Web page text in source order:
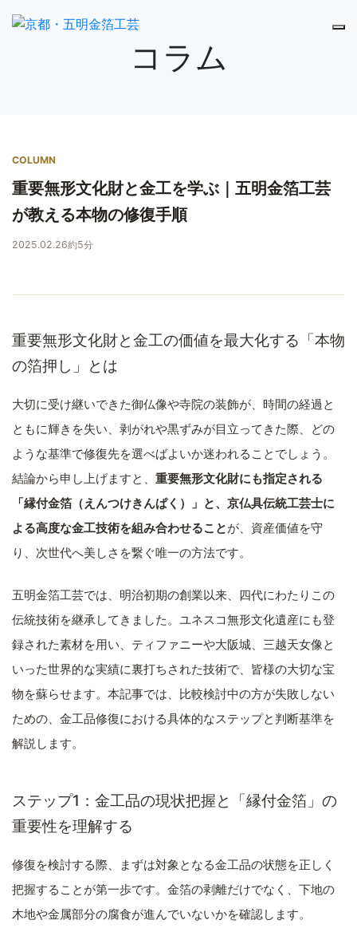
コラム
COLUMN
重要無形文化財と金工を学ぶ｜五明金箔工芸
が教える本物の修復手順
2025.02.26約5分
重要無形文化財と金工の価値を最大化する「本物
の箔押し」とは
大切に受け継いできた御仏像や寺院の装飾が、時間の経過と
ともに輝きを失い、剥がれや黒ずみが目立ってきた際、どの
ような基準で修復先を選べばよいか迷われることでしょう。
結論から申し上げますと、 重要無形文化財にも指定される
「縁付金箔（えんつけきんぱく）」と、京仏具伝統工芸士に
よる高度な金工技術を組み合わせることが、資産価値を守
り、次世代へ美しさを繋ぐ唯一の方法です。
五明金箔工芸では、明治初期の創業以来、四代にわたりこの
伝統技術を継承してきました。ユネスコ無形文化遺産にも登
録された素材を用い、ティファニーや大阪城、三越天女像と
いった世界的な実績に裏打ちされた技術で、皆様の大切な宝
物を蘇らせます。本記事では、比較検討中の方が失敗しない
ための、金工品修復における具体的なステップと判断基準を
解説します。
ステップ1：金工品の現状把握と「縁付金箔」の
重要性を理解する
修復を検討する際、まずは対象となる金工品の状態を正しく
把握することが第一歩です。金箔の剥離だけでなく、下地の
木地や金属部分の腐食が進んでいないかを確認します。